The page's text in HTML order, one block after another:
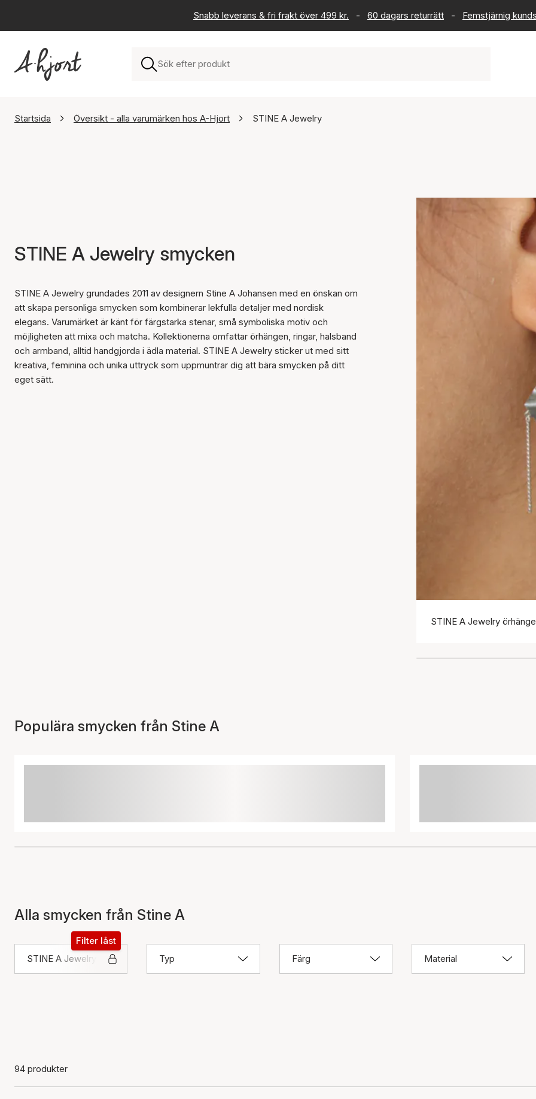
Snabb leverans & fri frakt över 499 kr. - 60 dagars returrätt - Femstjärnig
Startsida Översikt - alla varumärken hos A-Hjort STINE A Jewelry
STINE A Jewelry smycken
STINE A Jewelry grundades 2011 av designern Stine A Johansen med en önskan om
att skapa personliga smycken som kombinerar lekfulla detaljer med nordisk
elegans. Varumärket är känt för färgstarka stenar, små symboliska motiv och
möjligheten att mixa och matcha. Kollektionerna omfattar örhängen, ringar, halsband
och armband, alltid handgjorda i ädla material. STINE A Jewelry sticker ut med sitt
kreativa, feminina och unika uttryck som uppmuntrar dig att bära smycken på ditt
eget sätt.
STINE A Jewelry
Populära smycken från Stine A
Alla smycken från Stine A
STINE A Jewelry
Filter låst
Typ
Färg Material
94 produkter